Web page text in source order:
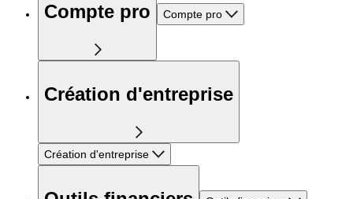
Compte pro Compte pro
Création d'entreprise
Création d'entreprise